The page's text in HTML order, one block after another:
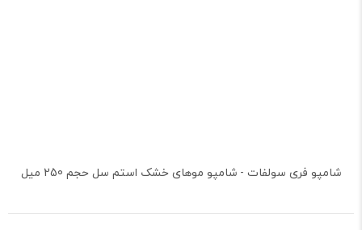
شامپو فری سولفات - شامپو موهای خشک استم سل حجم 250 میل